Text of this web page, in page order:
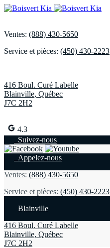
Ventes: (888) 430-5650
Service et pièces: (450) 430-2223
416 Boul. Curé Labelle
Blainville, Québec
J7C 2H2
4.3
Suivez-nous
Appelez-nous
Ventes: (888) 430-5650
Service et pièces: (450) 430-2223
Blainville
416 Boul. Curé Labelle
Blainville, Québec
J7C 2H2